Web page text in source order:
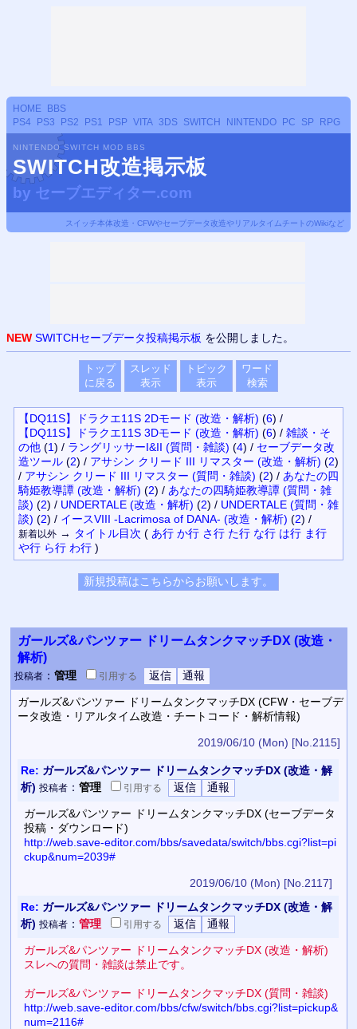
HOME
BBS
PS4
PS3 PS2 PS1 PSP VITA 3DS SWITCH NINTENDO PC SP RPG
NINTENDO SWITCH MOD BBS
SWITCH改造掲示板
by セーブエディター.com
スイッチ本体改造・CFWやセーブデータ改造やリアルタイムチートのWikiなど
NEW SWITCHセーブデータ投稿掲示板 を公開しました。
トップ
に戻る
スレッド
表示
トピック
表示
ワード
検索
【DQ11S】ドラクエ11S 2Dモード (改造・解析) (6) /
【DQ11S】ドラクエ11S 3Dモード (改造・解析) (6) / 雑談・そ
の他 (1) / ラングリッサーI&II (質問・雑談) (4) / セーブデータ改
造ツール (2) / アサシン クリード III リマスター (改造・解析) (2)
/ アサシン クリード III リマスター (質問・雑談) (2) / あなたの四
騎姫教導譚 (改造・解析) (2) / あなたの四騎姫教導譚 (質問・雑
談) (2) / UNDERTALE (改造・解析) (2) / UNDERTALE (質問・雑
談) (2) / イースVIII -Lacrimosa of DANA- (改造・解析) (2) /
新着以外 → タイトル目次 ( あ行 か行 さ行 た行 な行 は行 ま行
や行 ら行 わ行 )
ガールズ&パンツァー ドリームタンクマッチDX (改造・
解析)
投稿者： 管理 引用する
ガールズ&パンツァー ドリームタンクマッチDX (CFW・セーブデ
ータ改造・リアルタイム改造・チートコード・解析情報)
2019/06/10 (Mon) [No.2115]
Re: ガールズ&パンツァー ドリームタンクマッチDX (改造・解
析) 投稿者： 管理 引用する
ガールズ&パンツァー ドリームタンクマッチDX (セーブデータ
投稿・ダウンロード)
http://web.save-editor.com/bbs/savedata/switch/bbs.cgi?list=pi
ckup&num=2039#
2019/06/10 (Mon) [No.2117]
Re: ガールズ&パンツァー ドリームタンクマッチDX (改造・解
析) 投稿者： 管理 引用する
ガールズ&パンツァー ドリームタンクマッチDX (改造・解析)
スレへの質問・雑談は禁止です。
ガールズ&パンツァー ドリームタンクマッチDX (質問・雑談)
http://web.save-editor.com/bbs/cfw/switch/bbs.cgi?list=pickup&
num=2116#